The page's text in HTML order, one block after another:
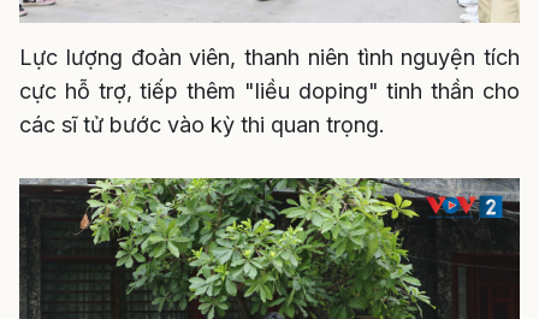
Lực lượng đoàn viên, thanh niên tình nguyện tích
cực hỗ trợ, tiếp thêm "liều doping" tinh thần cho
các sĩ tử bước vào kỳ thi quan trọng.